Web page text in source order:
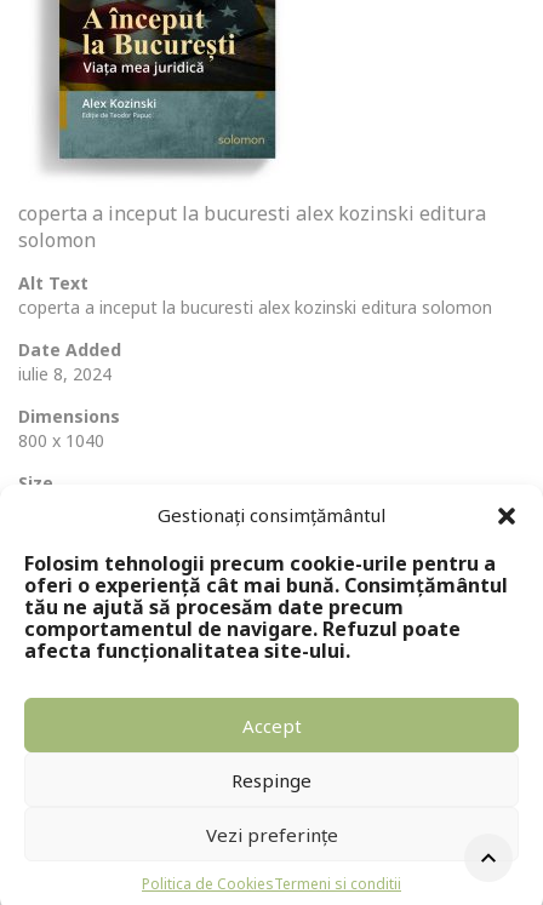
Gestionați consimțământul
Folosim tehnologii precum cookie-urile pentru a
oferi o experiență cât mai bună. Consimțământul
tău ne ajută să procesăm date precum
comportamentul de navigare. Refuzul poate
afecta funcționalitatea site-ului.
Accept
Respinge
Vezi preferințe
Politica de CookiesTermeni si conditii
coperta a inceput la bucuresti alex kozinski editura
solomon
Alt Text
coperta a inceput la bucuresti alex kozinski editura solomon
Date Added
iulie 8, 2024
Dimensions
800 x 1040
Size